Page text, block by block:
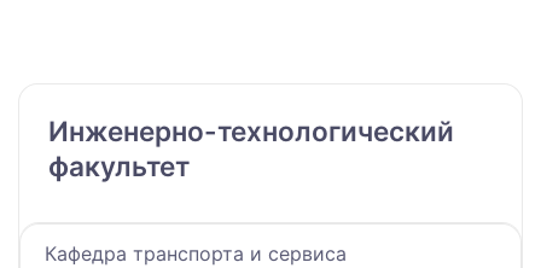
Инженерно-технологический
факультет
Кафедра транспорта и сервиса